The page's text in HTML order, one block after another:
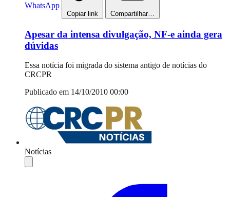
WhatsApp
Copiar link Compartilhar…
Apesar da intensa divulgação, NF-e ainda gera
dúvidas
Essa notícia foi migrada do sistema antigo de notícias do
CRCPR
Publicado em 14/10/2010 00:00
Notícias
Compartilhar